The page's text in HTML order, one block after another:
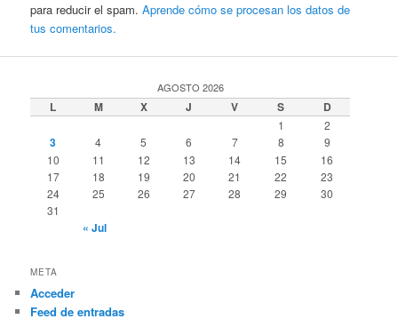
para reducir el spam.Aprende cómo se procesan los datos de
tus comentarios.
AGOSTO 2026
L M X J V S D
1 2
3 4 5 6 7 8
9
10
11 12 13 14 15
16
17
18 19 20 21 22
23
24
25 26 27 28 29
30
31
« Jul
META
Acceder
Feed de entradas